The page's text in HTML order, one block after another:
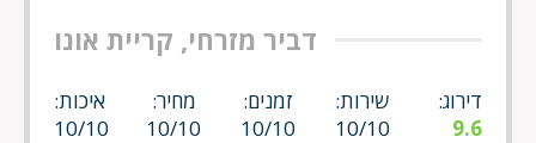
דביר מזרחי, קריית אונו
דירוג:
9.6
שירות:
10/10
זמנים:
10/10
מחיר:
10/10
איכות:
10/10